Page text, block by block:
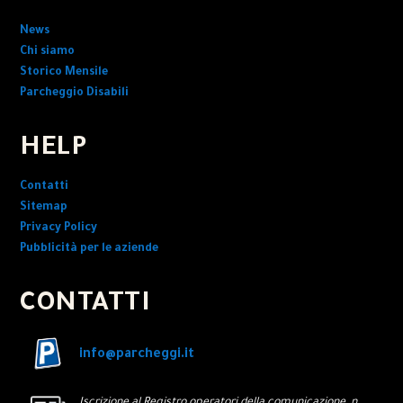
News
Chi siamo
Storico Mensile
Parcheggio Disabili
HELP
Contatti
Sitemap
Privacy Policy
Pubblicità per le aziende
CONTATTI
info@parcheggi.it